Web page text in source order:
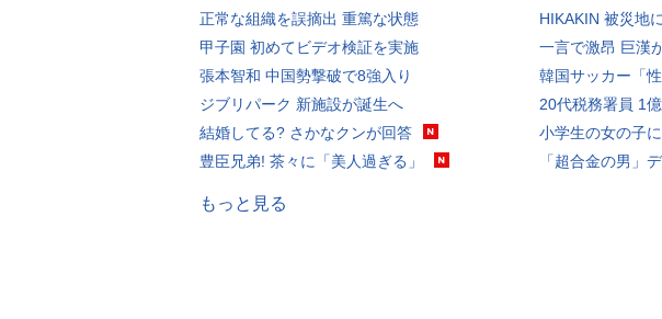
正常な組織を誤摘出 重篤な状態
甲子園 初めてビデオ検証を実施
張本智和 中国勢撃破で8強入り
ジブリパーク 新施設が誕生へ
結婚してる? さかなクンが回答
豊臣兄弟! 茶々に「美人過ぎる」
HIKAKIN 被災地
一言で激昂 巨漢
韓国サッカー「
20代税務署員 1
小学生の女の子
「超合金の男」
もっと見る